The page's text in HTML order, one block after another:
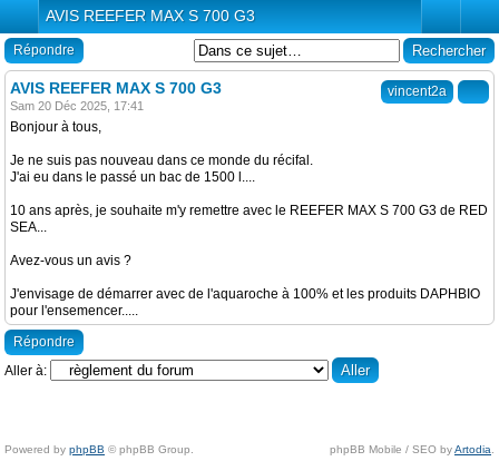
AVIS REEFER MAX S 700 G3
Répondre
vincent2a
AVIS REEFER MAX S 700 G3
Sam 20 Déc 2025, 17:41
Bonjour à tous,
Je ne suis pas nouveau dans ce monde du récifal.
J'ai eu dans le passé un bac de 1500 l....
10 ans après, je souhaite m'y remettre avec le REEFER MAX S 700 G3 de RED
SEA...
Avez-vous un avis ?
J'envisage de démarrer avec de l'aquaroche à 100% et les produits DAPHBIO
pour l'ensemencer.....
Répondre
Aller à:
Powered by phpBB © phpBB Group. phpBB Mobile / SEO byArtodia